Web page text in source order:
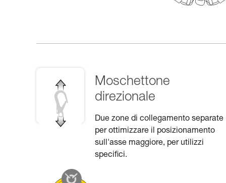
Moschettone
direzionale
Due zone di collegamento separate
per ottimizzare il posizionamento
sull'asse maggiore, per utilizzi
specifici.